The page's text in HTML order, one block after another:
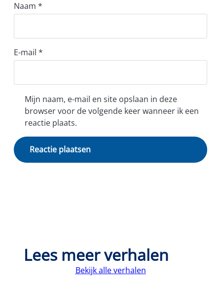
Naam *
E-mail *
Mijn naam, e-mail en site opslaan in deze
browser voor de volgende keer wanneer ik een
reactie plaats.
Lees meer verhalen
Bekijk alle verhalen